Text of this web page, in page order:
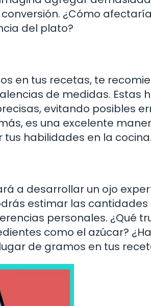
¿Cómo
del plato?
en tus recetas, te
de medidas. Estas
evitando posibles
es una excelente
habilidades en la cocina.
a desarrollar un ojo
estimar las
personales. ¿Qué
como el azúcar?
de gramos en tus